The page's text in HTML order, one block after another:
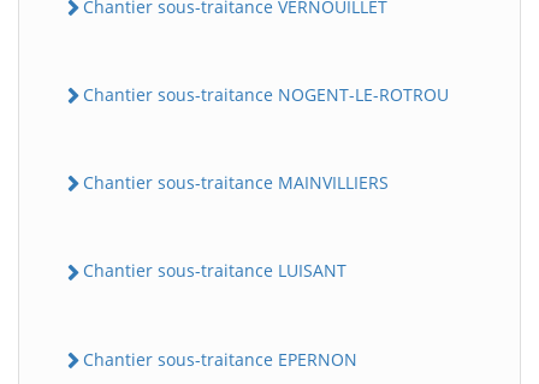
Chantier sous-traitance VERNOUILLET
Chantier sous-traitance NOGENT-LE-ROTROU
Chantier sous-traitance MAINVILLIERS
Chantier sous-traitance LUISANT
Chantier sous-traitance EPERNON